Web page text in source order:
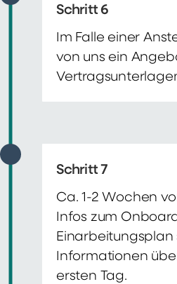
Schritt 6
Im Falle einer
von uns ein
Schritt 7
Ca. 1-2 Wochen
Infos zum
Einarbeitungsplan
Informationen
ersten Tag.